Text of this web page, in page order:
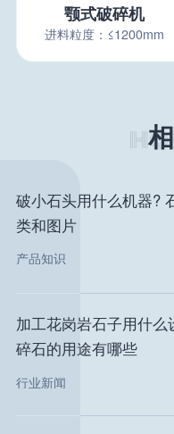
颚式破碎机
进料粒度：≤1200mm
破小石头用什么机器?
类和图片
产品知识
加工花岗岩石子用什么
碎石的用途有哪些
行业新闻